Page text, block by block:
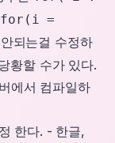
for(i =
되는걸 수정하
황할 수가 있다.
에서 컴파일하
한다. - 한글,